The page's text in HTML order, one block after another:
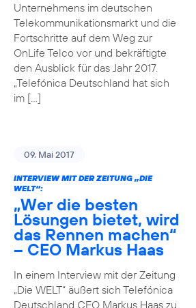
Unternehmens im deutschen
Telekommunikationsmarkt und die
Fortschritte auf dem Weg zur
OnLife Telco vor und bekräftigte
den Ausblick für das Jahr 2017.
„Telefónica Deutschland hat sich
im […]
09. Mai 2017
INTERVIEW MIT DER ZEITUNG „DIE
WELT“:
„Wer die besten
Lösungen bietet, wird
das Rennen machen“
– CEO Markus Haas
In einem Interview mit der Zeitung
„Die WELT“ äußert sich Telefónica
Deutschland CEO Markus Haas zu